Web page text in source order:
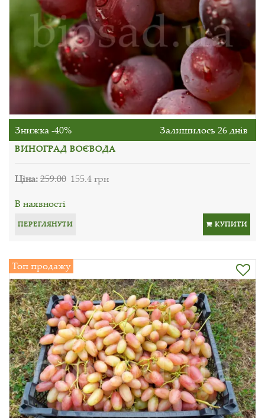
Знижка -40% Залишилось 26 днів
ВИНОГРАД ВОЄВОДА
Ціна:259.00 155.4 грн
В наявності
ПЕРЕГЛЯНУТИ КУПИТИ
Топ продажу